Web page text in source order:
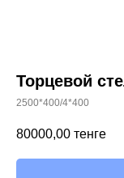
Торцевой
2500*400/4*400
80000,00 тенге